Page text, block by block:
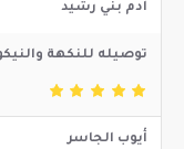
ادم بني رشيد
توصيله للنكهة
أيوب الجاسر